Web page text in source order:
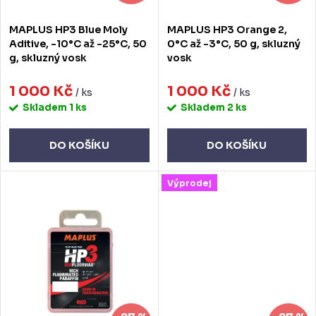
u
k
t
ů
d
u
k
MAPLUS HP3 Blue Moly
Aditive, -10°C až -25°C, 50
g, skluzný vosk
1 000 Kč / ks
Skladem 1 ks
DO KOŠÍKU
MAPLUS HP3 Orange 2,
0°C až -3°C, 50 g, skluzný
vosk
1 000 Kč / ks
Skladem 2 ks
DO KOŠÍKU
Výprodej